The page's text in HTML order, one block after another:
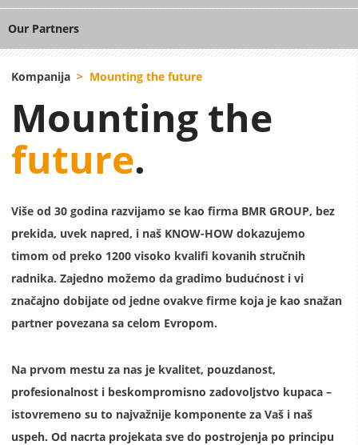
Our Partners
Kompanija Mounting the future
Mounting the
future.
Više od 30 godina razvijamo se kao firma BMR GROUP, bez
prekida, uvek napred, i naš KNOW-HOW dokazujemo
timom od preko 1200 visoko kvalifi kovanih stručnih
radnika. Zajedno možemo da gradimo budućnost i vi
značajno dobijate od jedne ovakve firme koja je kao snažan
partner povezana sa celom Evropom.
Na prvom mestu za nas je kvalitet, pouzdanost,
profesionalnost i beskompromisno zadovoljstvo kupaca –
istovremeno su to najvažnije komponente za Vaš i naš
uspeh. Od nacrta projekata sve do postrojenja po principu